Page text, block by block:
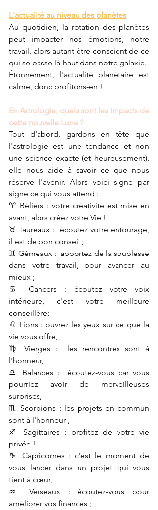
L'actualité au niveau des planètes
Au quotidien, la rotation des planètes
peut impacter nos émotions, notre
travail, alors autant être conscient de ce
qui se passe là-haut dans notre galaxie.
Étonnement, l'actualité planétaire est
calme, donc profitons-en !
En Astrologie, quels sont les impacts de
cette nouvelle Lune ?
Tout d'abord, gardons en tête que
l'astrologie est une tendance et non
une science exacte (et heureusement),
elle nous aide à savoir ce que nous
réserve l'avenir. Alors voici signe par
signe ce qui vous attend :
♈ Béliers : votre créativité est mise en
avant, alors créez votre Vie !
♉ Taureaux :  écoutez votre entourage,
il est de bon conseil ;
♊ Gémeaux :  apportez de la souplesse
dans votre travail, pour avancer au
mieux ;
♋ Cancers : écoutez votre voix
intérieure, c'est votre meilleure
conseillère;
♌ Lions : ouvrez les yeux sur ce que la
vie vous offre,
♍ Vierges :  les rencontres sont à
l'honneur,
♎ Balances :  écoutez-vous car vous
pourriez avoir de merveilleuses
surprises,
♏ Scorpions : les projets en commun
sont à l'honneur ,
♐ Sagittaires : profitez de votre vie
privée !
♑ Capricornes : c'est le moment de
vous lancer dans un projet qui vous
tient à cœur,
♒ Verseaux : écoutez-vous pour
améliorer vos finances ;